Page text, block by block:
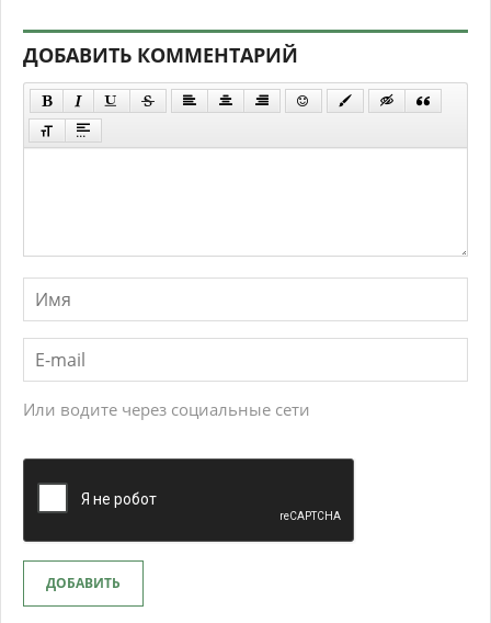
ДОБАВИТЬ КОММЕНТАРИЙ
Или водите через социальные сети
ДОБАВИТЬ